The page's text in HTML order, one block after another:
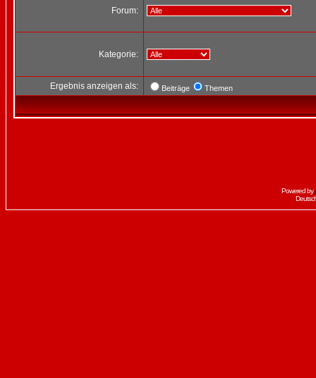
Forum:
Kategorie:
Ergebnis anzeigen als: Beiträge Themen
Powered by